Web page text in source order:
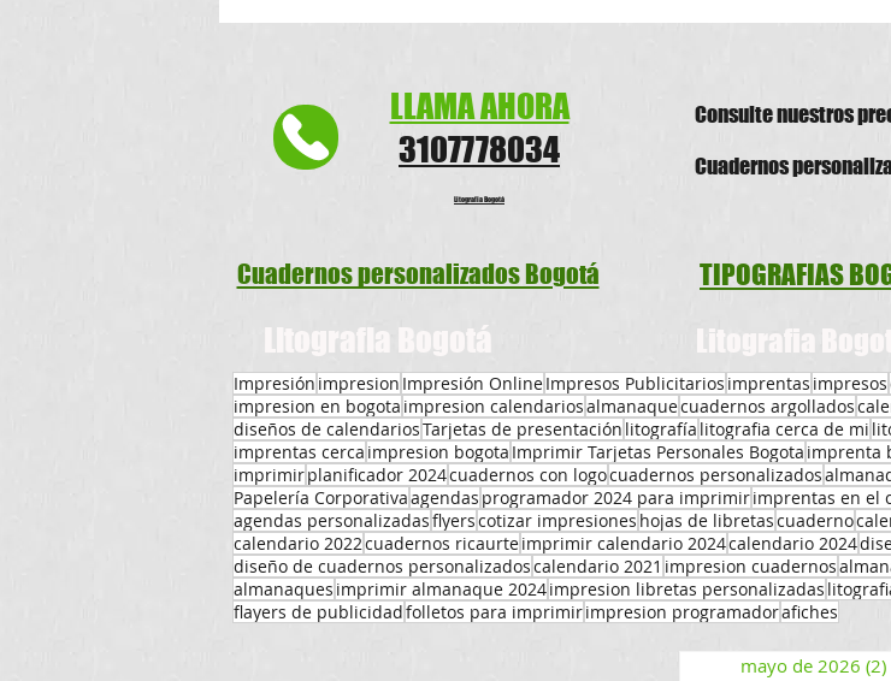
LLAMA AHORA
3107778034
Litografia Bogotá
Cuadernos personalizados Bogotá
Litografia Bogotá
Consulte nuestros
Cuadernos person
TIPOGRAFIAS
Litografia
Impresión impresion Impresión OnlineImpresos Publicitarios imprentas impresos
impresion en bogota impresion calendariosalmanaquecuadernos argollados
diseños de calendariosTarjetas de presentación litografía litografia cerca de mi
imprentas cerca impresion bogota Imprimir Tarjetas Personales Bogota imprenta
imprimirplanificador 2024cuadernos con logocuadernos personalizados
Papelería Corporativaagendas programador 2024 para imprimirimprentas en el
agendas personalizadasflyerscotizar impresiones hojas de libretascuaderno
calendario 2022cuadernos ricaurteimprimir calendario 2024calendario 2024
diseño de cuadernos personalizadoscalendario 2021 impresion cuadernos
almanaques imprimir almanaque 2024impresion libretas personalizadas
flayers de publicidadfolletos para imprimirimpresion programadorafiches
mayo de 2026 (2)